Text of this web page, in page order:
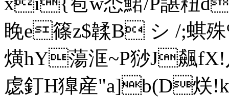
睌e篠z$韖B シ /;蜞殊
熿hY蕩洭~P猀J飆fX!
虙釘H獋産"a]b(D烪!k